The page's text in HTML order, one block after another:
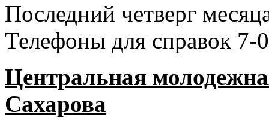
Последний четверг
Телефоны для справок 7-
Центральная
Сахарова